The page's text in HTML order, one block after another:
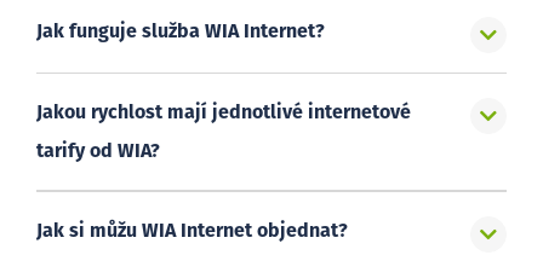
Jak funguje služba WIA Internet?
Jakou rychlost mají jednotlivé internetové
tarify od WIA?
Jak si můžu WIA Internet objednat?